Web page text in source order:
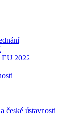
EU 2022
české ústavnosti